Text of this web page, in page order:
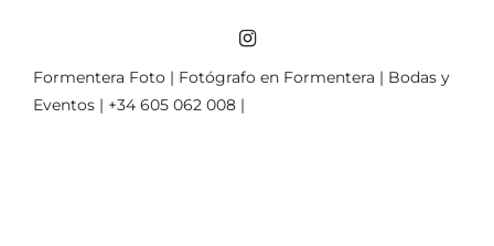
Formentera Foto | Fotógrafo en Formentera | Bodas y
Eventos | +34 605 062 008 |